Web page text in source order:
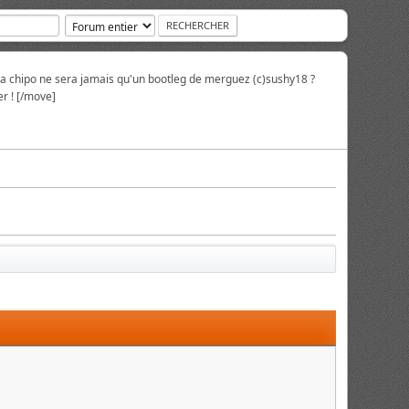
chipo ne sera jamais qu'un bootleg de merguez (c)sushy18 ?
! [/move]